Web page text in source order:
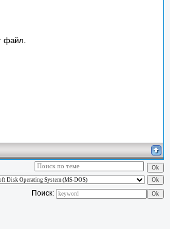
файл.
Поиск: